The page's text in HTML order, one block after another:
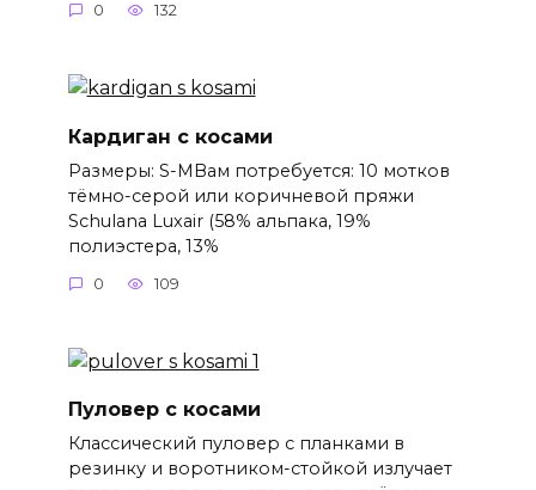
0 132
Кардиган с косами
Размеры: S-MВам потребуется: 10 мотков
тёмно-серой или коричневой пряжи
Schulana Luxair (58% альпака, 19%
полиэстера, 13%
0 109
Пуловер с косами
Классический пуловер с планками в
резинку и воротником-стойкой излучает